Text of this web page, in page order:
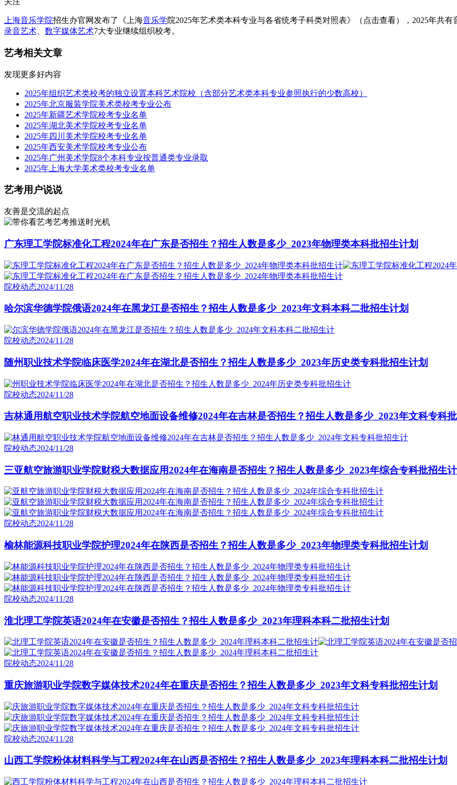
上海音乐学院招生办官网发布了《上海音乐学院2025年艺术类本科专业与各省统考子科类对照表》（点击查看），2025年共有
录音艺术
数字媒体艺术7大专业继续组织校考。
艺考相关文章
发现更多好内容
2025年组织艺术类校考的独立设置本科艺术院校（含部分艺术类本科专业参照执行的少数高校）
2025年北京服装学院美术类校考专业公布
2025年新疆艺术学院校考专业名单
2025年湖北美术学院校考专业名单
2025年四川美术学院校考专业名单
2025年西安美术学院校考专业公布
2025年广州美术学院8个本科专业按普通类专业录取
2025年上海大学美术类校考专业名单
艺考用户说说
友善是交流的起点
艺考推送时光机
广东理工学院标准化工程2024年在广东是否招生？招生人数是多少_2023年物理类本科批招生计划
院校动态2024/11/28
哈尔滨华德学院俄语2024年在黑龙江是否招生？招生人数是多少_2023年文科本科二批招生计划
院校动态2024/11/28
随州职业技术学院临床医学2024年在湖北是否招生？招生人数是多少_2023年历史类专科批招生计划
院校动态2024/11/28
吉林通用航空职业技术学院航空地面设备维修2024年在吉林是否招生？招生人数是多少_2023年文科专科
院校动态2024/11/28
三亚航空旅游职业学院财税大数据应用2024年在海南是否招生？招生人数是多少_2023年综合专科批招生
院校动态2024/11/28
榆林能源科技职业学院护理2024年在陕西是否招生？招生人数是多少_2023年物理类专科批招生计划
院校动态2024/11/28
淮北理工学院英语2024年在安徽是否招生？招生人数是多少_2023年理科本科二批招生计划
院校动态2024/11/28
重庆旅游职业学院数字媒体技术2024年在重庆是否招生？招生人数是多少_2023年文科专科批招生计划
院校动态2024/11/28
山西工学院粉体材料科学与工程2024年在山西是否招生？招生人数是多少_2023年理科本科二批招生计划